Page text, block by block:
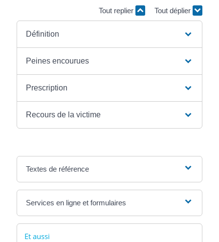
Tout replier Tout déplier
Définition
Peines encourues
Prescription
Recours de la victime
Textes de référence
Services en ligne et formulaires
Et aussi